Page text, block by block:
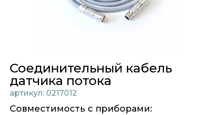
Соединительный кабель
датчика потока
артикул: 0217012
Совместимость с приборами: